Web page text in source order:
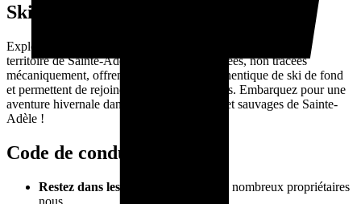
Ski de fond nordique :
Explorez plus de 60 km de sentiers nordiques qui traverse le
territoire de Sainte-Adèle. Ces sentiers balisées, non tracées
mécaniquement, offrent une expérience authentique de ski de fond
et permettent de rejoindre les villages voisins. Embarquez pour une
aventure hivernale dans les décors naturels et sauvages de Sainte-
Adèle !
Code de conduite
Restez dans les sentiers balisés :
De nombreux propriétaires
nous